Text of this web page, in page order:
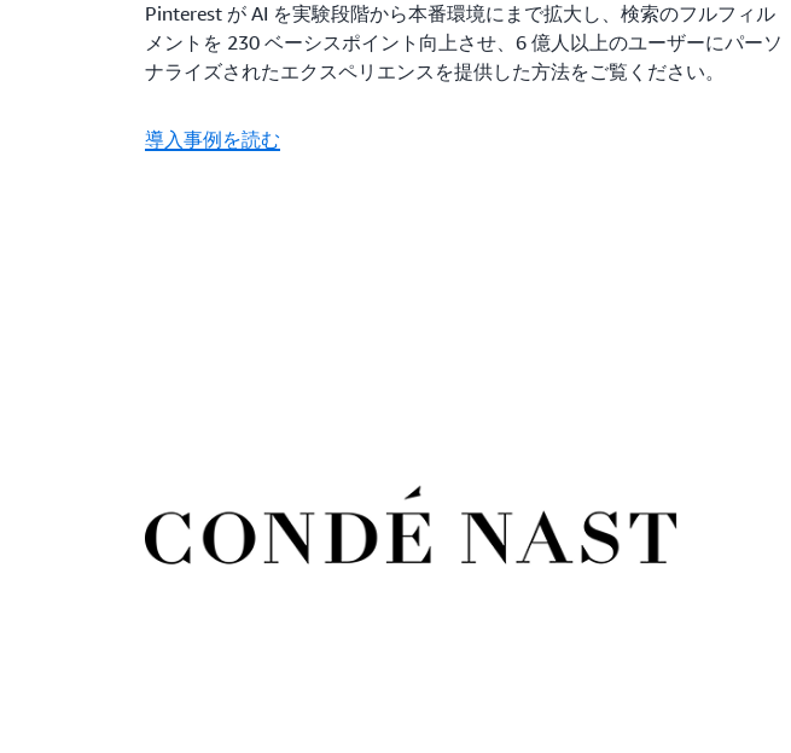
Pinterest が AI を実験段階から本番環境にまで拡大し、検索のフルフィル
メントを 230 ベーシスポイント向上させ、6 億人以上のユーザーにパーソ
ナライズされたエクスペリエンスを提供した方法をご覧ください。
導入事例を読む